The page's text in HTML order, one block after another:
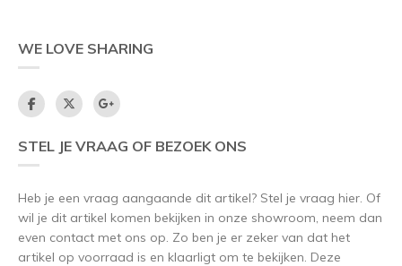
WE LOVE SHARING
STEL JE VRAAG OF BEZOEK ONS
Heb je een vraag aangaande dit artikel? Stel je vraag hier. Of
wil je dit artikel komen bekijken in onze showroom, neem dan
even contact met ons op. Zo ben je er zeker van dat het
artikel op voorraad is en klaarligt om te bekijken. Deze